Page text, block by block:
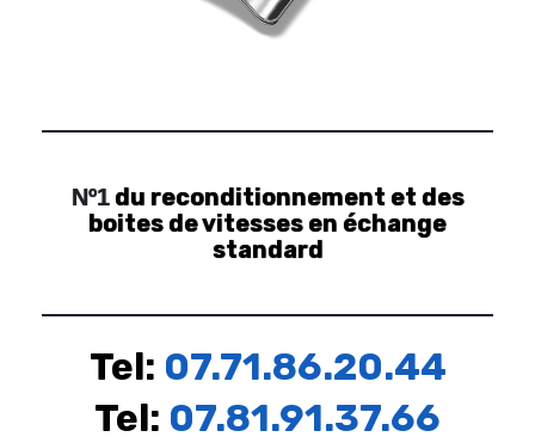
Nº1du reconditionnement et des
boites de vitesses en échange
standard
Tel: 07.71.86.20.44
Tel: 07.81.91.37.66